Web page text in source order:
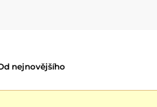
nejnovějšího